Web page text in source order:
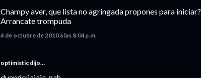
Champy aver, que lista no agringada propones para iniciar?
Arrancate trompuda
4 de octubre de 2010 a las 8:04 p.m.
optimistic dijo…